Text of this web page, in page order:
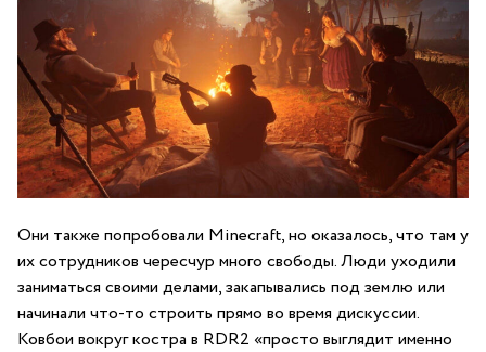
Они также попробовали Minecraft, но оказалось, что там у
их сотрудников чересчур много свободы. Люди уходили
заниматься своими делами, закапывались под землю или
начинали что-то строить прямо во время дискуссии.
Ковбои вокруг костра в RDR2 «просто выглядит именно